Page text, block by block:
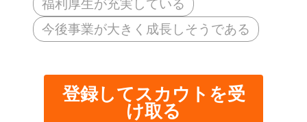
福利厚生が充実している
今後事業が大きく成長しそうである
登録してスカウトを受
け取る